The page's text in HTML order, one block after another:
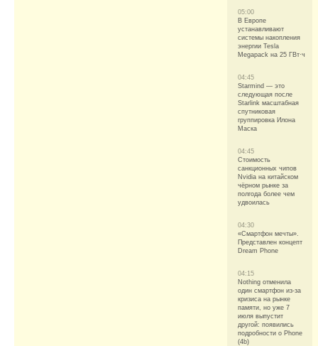
05:00
В Европе
устанавливают
системы накопления
энергии Tesla
Megapack на 25 ГВт·ч
04:45
Starmind — это
следующая после
Starlink масштабная
спутниковая
группировка Илона
Маска
04:45
Стоимость
санкционных чипов
Nvidia на китайском
чёрном рынке за
полгода более чем
удвоилась
04:30
«Смартфон мечты».
Представлен концепт
Dream Phone
04:15
Nothing отменила
один смартфон из-за
кризиса на рынке
памяти, но уже 7
июля выпустит
другой: появились
подробности о Phone
(4b)